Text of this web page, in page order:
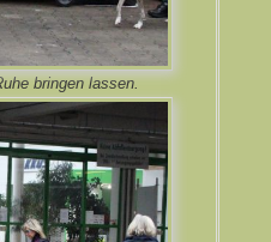
bringen lassen.